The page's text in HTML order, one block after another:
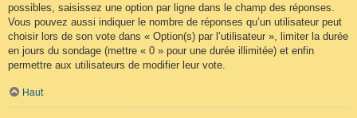
possibles, saisissez une option par ligne dans le champ des réponses.
Vous pouvez aussi indiquer le nombre de réponses qu’un utilisateur peut
choisir lors de son vote dans « Option(s) par l’utilisateur », limiter la durée
en jours du sondage (mettre « 0 » pour une durée illimitée) et enfin
permettre aux utilisateurs de modifier leur vote.
Haut